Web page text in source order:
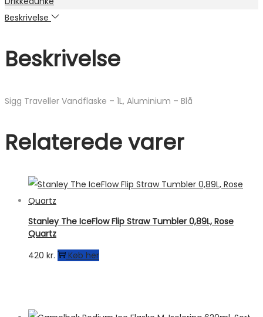
Beskrivelse
Beskrivelse
Sigg Traveller Vandflaske – 1L, Aluminium – Blå
Relaterede varer
Stanley The IceFlow Flip Straw Tumbler 0,89L, Rose
Quartz
420 kr. Køb her